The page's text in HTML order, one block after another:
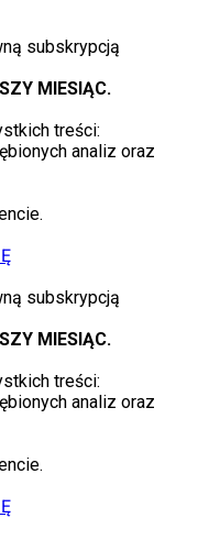
subskrypcją
MIESIĄC.
treści:
analiz oraz
subskrypcją
MIESIĄC.
treści:
analiz oraz